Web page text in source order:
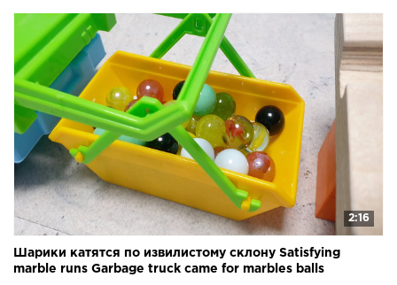
2:16
Шарики катятся по извилистому склону Satisfying
marble runs Garbage truck came for marbles balls